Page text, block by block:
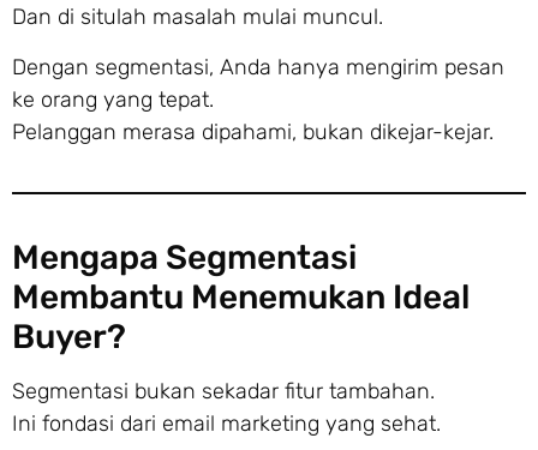
Dan di situlah masalah mulai muncul.
Dengan segmentasi, Anda hanya mengirim pesan
ke orang yang tepat.
Pelanggan merasa dipahami, bukan dikejar-kejar.
Mengapa Segmentasi
Membantu Menemukan Ideal
Buyer?
Segmentasi bukan sekadar fitur tambahan.
Ini fondasi dari email marketing yang sehat.